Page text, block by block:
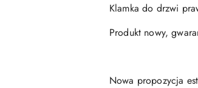
Klamka do drzwi
Produkt nowy,
Nowa propozycja